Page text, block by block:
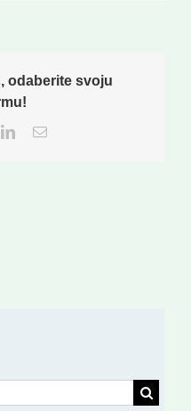
odaberite svoju
LinkedInEmail: